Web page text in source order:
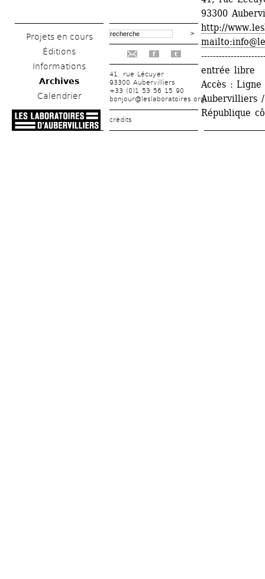
Projets en cours
Éditions
Informations
Archives
Calendrier
f t
41, rue Lécuyer
93300 Aubervilliers
+33 (0)1 53 56 15 90
bonjour@leslaboratoires.org
crédits
93300
http://
entrée libre
Accès : Ligne
Aubervilliers
République